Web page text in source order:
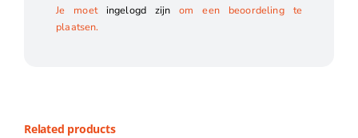
Je moet ingelogd zijn om een beoordeling te
plaatsen.
Related products